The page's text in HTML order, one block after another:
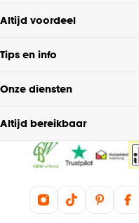
Altijd voordeel
Tips en info
Onze diensten
Altijd bereikbaar